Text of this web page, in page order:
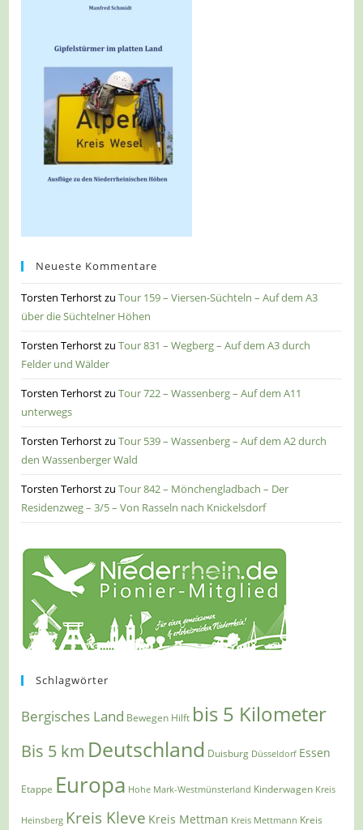
Neueste Kommentare
Torsten TerhorstzuTour 159 – Viersen-Süchteln – Auf dem A3
über die Süchtelner Höhen
Torsten TerhorstzuTour 831 – Wegberg – Auf dem A3 durch
Felder und Wälder
Torsten TerhorstzuTour 722 – Wassenberg – Auf dem A11
unterwegs
Torsten TerhorstzuTour 539 – Wassenberg – Auf dem A2 durch
den Wassenberger Wald
Torsten TerhorstzuTour 842 – Mönchengladbach – Der
Residenzweg – 3/5 – Von Rasseln nach Knickelsdorf
Schlagwörter
Bergisches Land Bewegen Hilft bis 5 Kilometer
Bis 5 km Deutschland Duisburg Düsseldorf Essen
Etappe Europa Hohe Mark-Westmünsterland Kinderwagen Kreis
Heinsberg Kreis Kleve Kreis Mettman Kreis Mettmann Kreis